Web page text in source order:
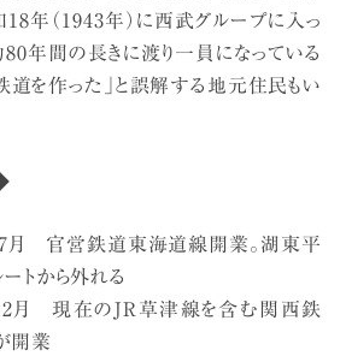
18年（1943年）に西武グループに入っ
80年間の長きに渡り一員になっている
道を作った」と誤解する地元住民もい
7月 官営鉄道東海道線開業。湖東平
トから外れる
2月 現在のJR草津線を含む関西鉄
開業